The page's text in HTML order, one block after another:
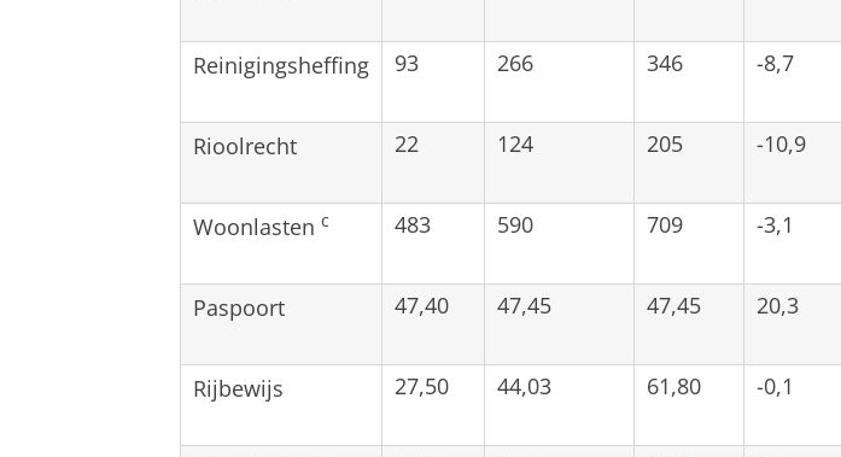
Reinigingsheffing 93 266 346 -8,7
Rioolrecht 22 124 205 -10,9
Woonlasten c 483 590 709 -3,1
Paspoort 47,40 47,45 47,45 20,3
Rijbewijs 27,50 44,03 61,80 -0,1